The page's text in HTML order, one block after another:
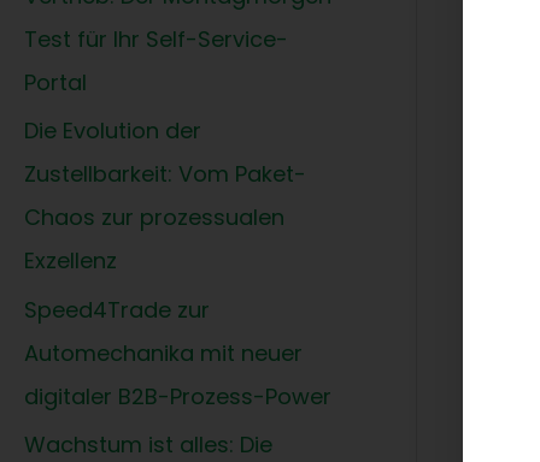
Test für Ihr Self-Service-
Portal
Die Evolution der
Zustellbarkeit: Vom Paket-
Chaos zur prozessualen
Exzellenz
Speed4Trade zur
Automechanika mit neuer
digitaler B2B-Prozess-Power
Wachstum ist alles: Die